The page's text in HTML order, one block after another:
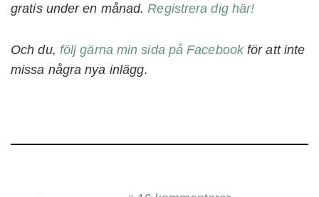
gratis under en månad.Registrera dig här!
Och du, följgärna min sida på Facebookför att inte
missa några nya inlägg.